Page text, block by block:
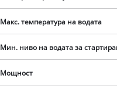
Макс. температура на водата
Мин. ниво на водата за
Мощност